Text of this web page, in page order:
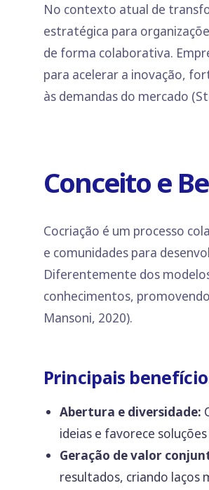
No contexto atual de
estratégica para
de forma colaborativa.
para acelerar a inovação,
às demandas do mercado
Conceito e
Cocriação é um processo
e comunidades para
Diferentemente dos
conhecimentos,
Mansoni, 2020).
Principais
Abertura e diversidade:
ideias e favorece
Geração de valor
resultados, criando laços